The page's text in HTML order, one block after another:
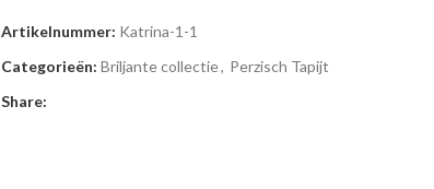
Artikelnummer: Katrina-1-1
Categorieën: Briljante collectie, Perzisch Tapijt
Share: